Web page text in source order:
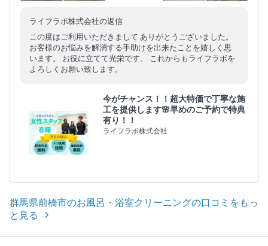
ライフラボ株式会社の返信
この度はご利用いただきまして ありがとうございました。
お客様のお悩みを解消する手助けを出来たことを嬉しく思
います。 お役に立てて光栄です。 これからもライフラボを
よろしくお願い致します。
今がチャンス！！超大特価で丁寧な施
工を提供します🌸早めのご予約で特典
有り！！
ライフラボ株式会社
群馬県前橋市のお風呂・浴室クリーニングの口コミをもっ
と見る